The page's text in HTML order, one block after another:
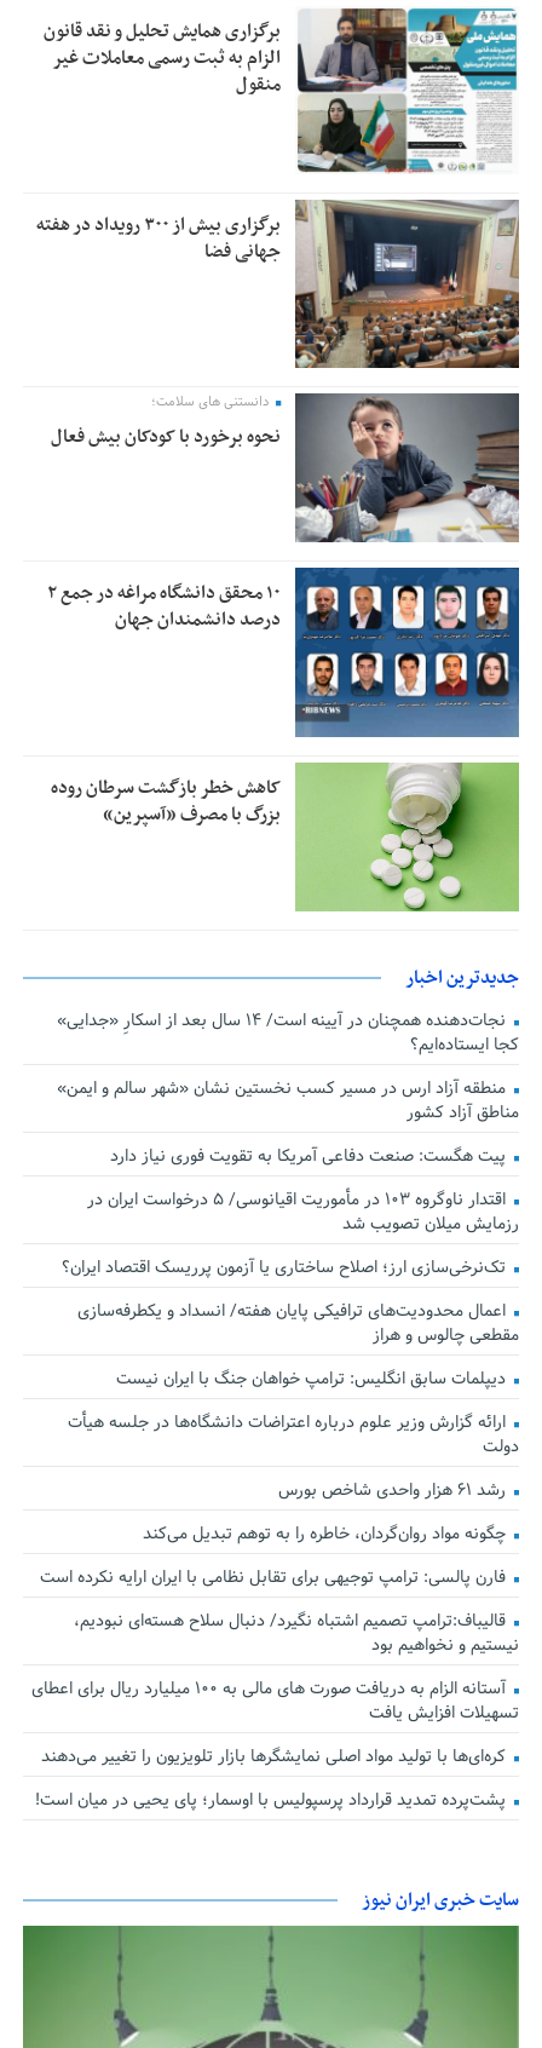
برگزاری همایش تحلیل و نقد قانون
الزام به ثبت رسمی معاملات غیر
منقول
برگزاری بیش از ۳۰۰ رویداد در هفته
جهانی فضا
دانستنی های سلامت؛
نحوه برخورد با کودکان بیش فعال
۱۰ محقق دانشگاه مراغه در جمع ۲
درصد دانشمندان جهان
کاهش خطر بازگشت سرطان روده
بزرگ با مصرف «آسپرین»
جدیدترین اخبار
نجات‌دهنده‌ همچنان در آیینه است/ ۱۴ سال بعد از اسکارِ «جدایی»
کجا ایستاده‌ایم؟
منطقه آزاد ارس در مسیر کسب نخستین نشان «شهر سالم و ایمن»
مناطق آزاد کشور
پیت هگست: صنعت دفاعی آمریکا به تقویت فوری نیاز دارد
اقتدار ناوگروه ۱۰۳ در مأموریت‌ اقیانوسی/ ۵ درخواست ایران در
رزمایش میلان تصویب شد
تک‌نرخی‌سازی ارز؛ اصلاح ساختاری یا آزمون پرریسک اقتصاد ایران؟
اعمال محدودیت‌های ترافیکی پایان هفته/ انسداد و یکطرفه‌سازی
مقطعی چالوس و هراز
دیپلمات سابق انگلیس:‌ ترامپ خواهان جنگ با ایران نیست
ارائه گزارش وزیر علوم درباره اعتراضات دانشگاه‌ها در جلسه هیأت
دولت
رشد ۶۱ هزار واحدی شاخص بورس
چگونه مواد روان‌گردان، خاطره را به توهم تبدیل می‌کند
فارن پالسی: ترامپ توجیهی برای تقابل نظامی با ایران ارایه نکرده است
قالیباف:ترامپ تصمیم اشتباه نگیرد/ دنبال سلاح هسته‌ای نبودیم،
نیستیم و نخواهیم بود
آستانه الزام به دریافت صورت های مالی به ۱۰۰ میلیارد ریال برای اعطای
تسهیلات افزایش یافت
کره‌ای‌ها با تولید مواد اصلی نمایشگرها بازار تلویزیون را تغییر می‌دهند
پشت‌پرده تمدید قرارداد پرسپولیس با اوسمار؛ پای یحیی در میان است!
سایت خبری ایران نیوز